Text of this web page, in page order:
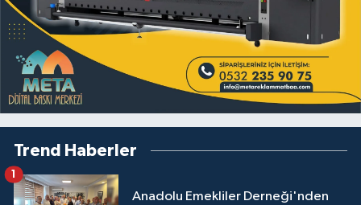
Trend Haberler
Anadolu Emekliler Derneği'nden
1